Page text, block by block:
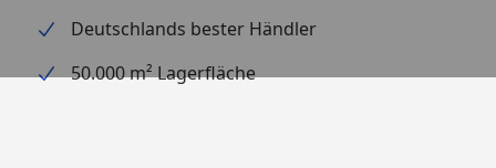
Deutschlands bester Händler
50.000 m² Lagerfläche